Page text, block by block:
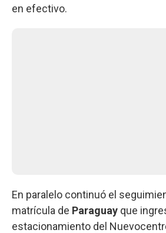
en efectivo.
En paralelo continuó el
matrícula de Paraguay que
estacionamiento del